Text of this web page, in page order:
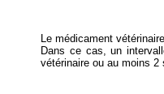
Le médicament
Dans ce cas, un
vétérinaire ou au moins 2